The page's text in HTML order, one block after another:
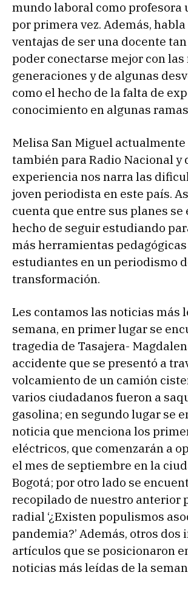
mundo laboral como profesora
por primera vez. Además,
ventajas de ser una docente
poder conectarse mejor con las
generaciones y de algunas
como el hecho de la falta de
conocimiento en algunas
Melisa San Miguel
también para Radio Nacional y
experiencia nos narra las
joven periodista en este país.
cuenta que entre sus planes se
hecho de seguir estudiando
más herramientas
estudiantes en un periodismo
transformación.
Les contamos las noticias más
semana, en primer lugar se
tragedia de Tasajera-
accidente que se presentó a
volcamiento de un camión
varios ciudadanos fueron a
gasolina; en segundo lugar se
noticia que menciona los
eléctricos, que comenzarán a
el mes de septiembre en la
Bogotá; por otro lado se
recopilado de nuestro anterior
radial ‘¿Existen populismos
pandemia?’ Además, otros dos
artículos que se posicionaron
noticias más leídas de la